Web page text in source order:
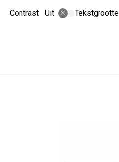
Contrast Uit Tekstgrootte